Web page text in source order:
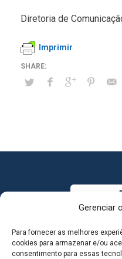
Gerenciar
Para fornecer as melhores
cookies para armazenar e/ou
consentimento para essas
Diretoria de
Imprimir